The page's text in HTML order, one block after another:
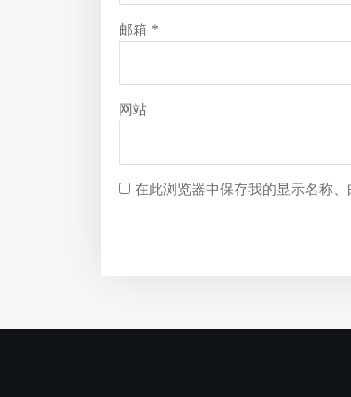
邮箱 *
网站
在此浏览器中保存我的显示名称